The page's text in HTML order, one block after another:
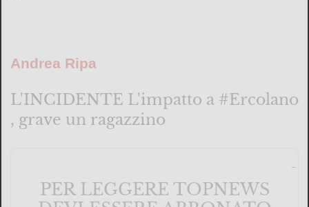
Andrea Ripa
L'INCIDENTE L'impatto a #Ercolano
, grave un ragazzino
PER LEGGERE TOPNEWS